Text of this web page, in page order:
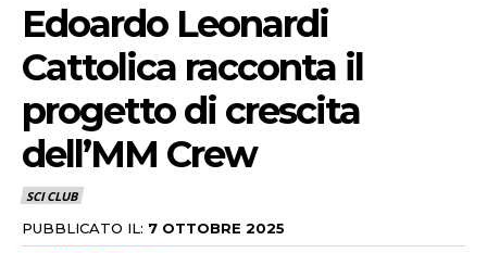
Edoardo Leonardi
Cattolica racconta il
progetto di crescita
dell’MM Crew
SCI CLUB
PUBBLICATO IL: 7 OTTOBRE 2025